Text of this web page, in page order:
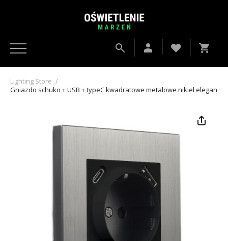
Lighting Store /
Gniazdo schuko + USB + typeC kwadratowe metalowe nikiel